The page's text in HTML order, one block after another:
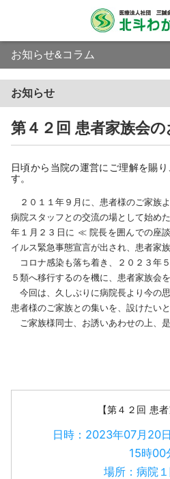
お知らせ&コラム
お知らせ
第４２回 患者家族会
日頃から当院の運営にご理解を賜
す。
２０１１年９月に、患者様のご家族
病院スタッフとの交流の場として始め
年１月２３日に ≪ 院長を囲んでの座
イルス緊急事態宣言が出され、患者家
コロナ感染も落ち着き、２０２３年
５類へ移行するのを機に、患者家族会
今回は、久しぶりに病院長より今の
患者様のご家族との集いを、設けたい
ご家族様同士、お誘いあわせの上、是
【第４２回 患者
日時：2023年07月20
15時00
場所：病院